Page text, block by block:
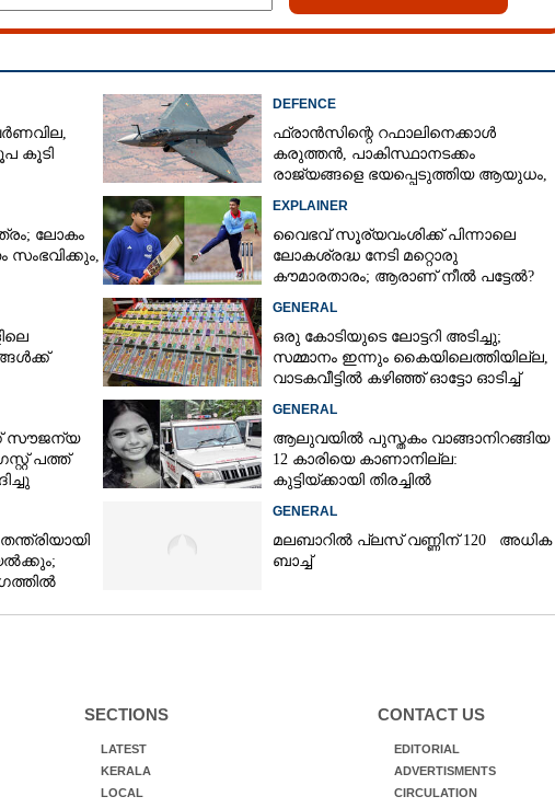
കൂടി
DEFENCE
ഫ്രാൻസിന്റെ റഫാലിനെക്കാൾ
കരുത്തൻ,​ പാകിസ്ഥാനടക്കം
രാജ്യങ്ങളെ ഭയപ്പെടുത്തിയ ആയുധം,​
ലോകം
EXPLAINER
വൈഭവ് സൂര്യവംശിക്ക് പിന്നാലെ
ലോകശ്രദ്ധ നേടി മറ്റൊരു
കൗമാരതാരം; ആരാണ് നീൽ പട്ടേൽ?
GENERAL
ഒരു കോടിയുടെ ലോട്ടറി അടിച്ചു;
സമ്മാനം ഇന്നും കൈയിലെത്തിയില്ല,
വാടകവീട്ടിൽ കഴിഞ്ഞ് ഓട്ടോ ഓടിച്ച്
സൗജന്യ
പത്ത്
GENERAL
ആലുവയിൽ പുസ്തകം വാങ്ങാനിറങ്ങിയ
12 കാരിയെ കാണാനില്ല:
കുട്ടിയ്ക്കായി തിരച്ചിൽ
GENERAL
മലബാറിൽ പ്ലസ് വണ്ണിന് 120 അധിക
ബാച്ച്
SECTIONS
LATEST
KERALA
LOCAL
CONTACT US
EDITORIAL
ADVERTISMENTS
CIRCULATION